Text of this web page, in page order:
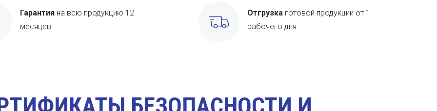
Гарантия на всю продукцию 12
месяцев.
Отгрузка готовой продукции от 1
рабочего дня.